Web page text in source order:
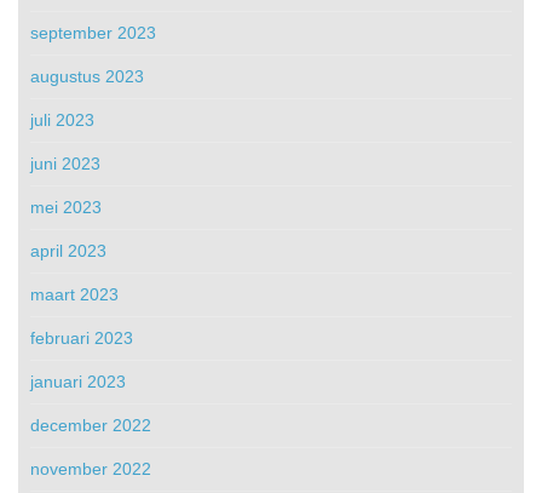
september 2023
augustus 2023
juli 2023
juni 2023
mei 2023
april 2023
maart 2023
februari 2023
januari 2023
december 2022
november 2022